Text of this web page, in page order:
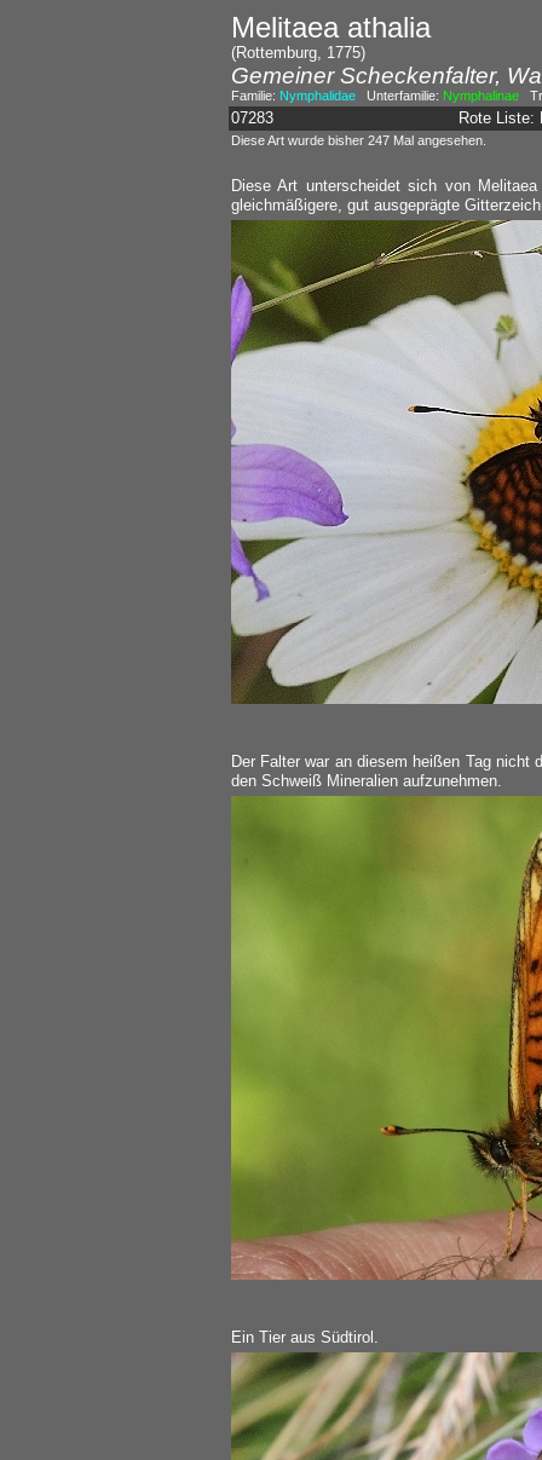
Melitaea athalia
(Rottemburg, 1775)
Gemeiner Scheckenfalter,
Familie: NymphalidaeUnterfamilie: Nymphalinae
07283 Rote Liste:
Diese Art wurde bisher 247 Mal angesehen.
Diese Art unterscheidet sich von
gleichmäßigere, gut ausgeprägte
Der Falter war an diesem heißen Tag
den Schweiß Mineralien aufzunehmen.
Ein Tier aus Südtirol.